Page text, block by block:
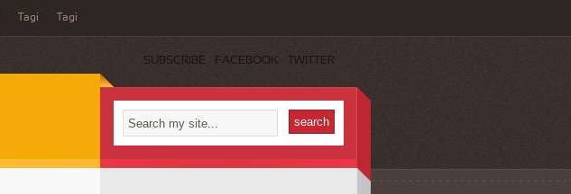
Tagi Tagi
SUBSCRIBE FACEBOOK TWITTER